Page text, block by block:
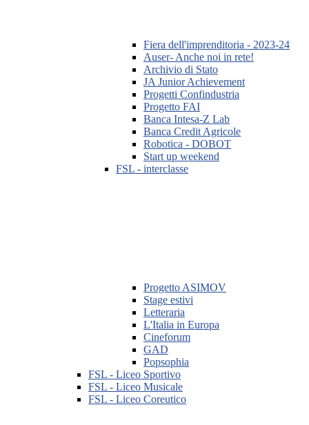
Fiera dell'imprenditoria - 2023-24
Auser- Anche noi in rete!
Archivio di Stato
JA Junior Achievement
Progetti Confindustria
Progetto FAI
Banca Intesa-Z Lab
Banca Credit Agricole
Robotica - DOBOT
Start up weekend
FSL - interclasse
Progetto ASIMOV
Stage estivi
Letteraria
L'Italia in Europa
Cineforum
GAD
Popsophia
FSL - Liceo Sportivo
FSL - Liceo Musicale
FSL - Liceo Coreutico